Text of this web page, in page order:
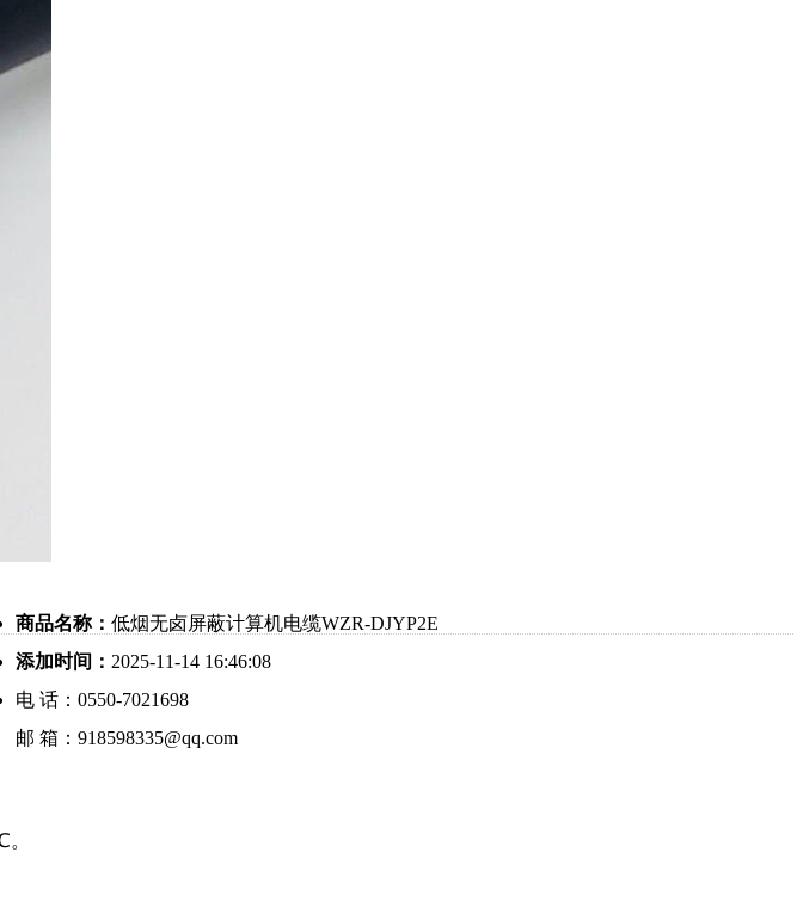
商品名称：低烟无卤屏蔽计算机电缆WZR-DJYP2E
添加时间： 2025-11-14 16:46:08
电 话：0550-7021698
邮 箱：918598335@qq.com